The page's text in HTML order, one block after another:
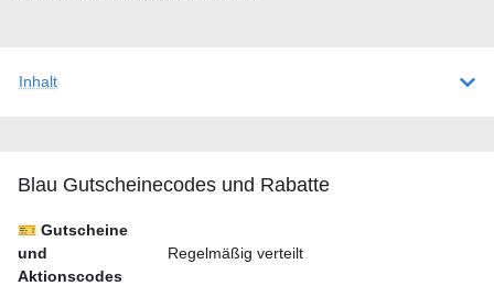
Inhalt
Blau Gutscheineсodes und Rabatte
🎫 Gutscheine
und
Aktionscodes
Regelmäßig verteilt